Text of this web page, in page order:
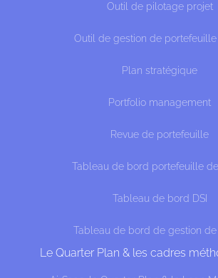
Outil de pilotage projet
Outil de gestion de
Plan stratégique
Portfolio management
Revue de portefeuille
Tableau de bord portefeuille
Tableau de bord DSI
Tableau de bord de gestion
Le Quarter Plan & les cadres